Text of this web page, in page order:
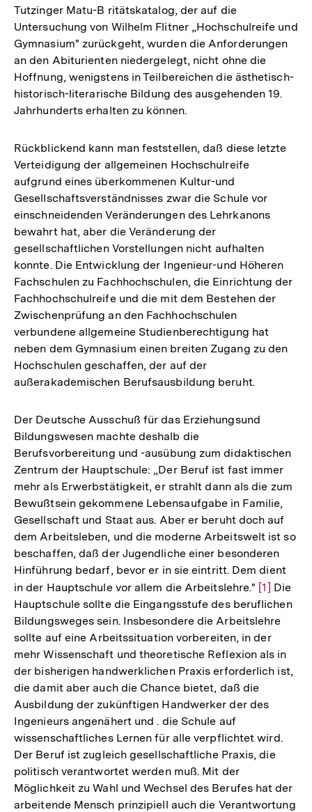
Tutzinger Matu-B ritätskatalog, der auf die
Untersuchung von Wilhelm Flitner „Hochschulreife und
Gymnasium" zurückgeht, wurden die Anforderungen
an den Abiturienten niedergelegt, nicht ohne die
Hoffnung, wenigstens in Teilbereichen die ästhetisch-
historisch-literarische Bildung des ausgehenden 19.
Jahrhunderts erhalten zu können.
Rückblickend kann man feststellen, daß diese letzte
Verteidigung der allgemeinen Hochschulreife
aufgrund eines überkommenen Kultur-und
Gesellschaftsverständnisses zwar die Schule vor
einschneidenden Veränderungen des Lehrkanons
bewahrt hat, aber die Veränderung der
gesellschaftlichen Vorstellungen nicht aufhalten
konnte. Die Entwicklung der Ingenieur-und Höheren
Fachschulen zu Fachhochschulen, die Einrichtung der
Fachhochschulreife und die mit dem Bestehen der
Zwischenprüfung an den Fachhochschulen
verbundene allgemeine Studienberechtigung hat
neben dem Gymnasium einen breiten Zugang zu den
Hochschulen geschaffen, der auf der
außerakademischen Berufsausbildung beruht.
Der Deutsche Ausschuß für das Erziehungsund
Bildungswesen machte deshalb die
Berufsvorbereitung und -ausübung zum didaktischen
Zentrum der Hauptschule: „Der Beruf ist fast immer
mehr als Erwerbstätigkeit, er strahlt dann als die zum
Bewußtsein gekommene Lebensaufgabe in Familie,
Gesellschaft und Staat aus. Aber er beruht doch auf
dem Arbeitsleben, und die moderne Arbeitswelt ist so
beschaffen, daß der Jugendliche einer besonderen
Hinführung bedarf, bevor er in sie eintritt. Dem dient
in der Hauptschule vor allem die Arbeitslehre." Zur
Auflösung
der
Fußnote
[1] Die
Hauptschule sollte die Eingangsstufe des beruflichen
Bildungsweges sein. Insbesondere die Arbeitslehre
sollte auf eine Arbeitssituation vorbereiten, in der
mehr Wissenschaft und theoretische Reflexion als in
der bisherigen handwerklichen Praxis erforderlich ist,
die damit aber auch die Chance bietet, daß die
Ausbildung der zukünftigen Handwerker der des
Ingenieurs angenähert und . die Schule auf
wissenschaftliches Lernen für alle verpflichtet wird.
Der Beruf ist zugleich gesellschaftliche Praxis, die
politisch verantwortet werden muß. Mit der
Möglichkeit zu Wahl und Wechsel des Berufes hat der
arbeitende Mensch prinzipiell auch die Verantwortung